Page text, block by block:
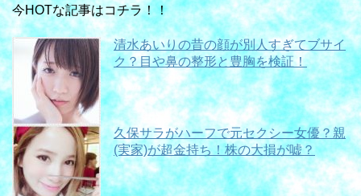
今HOTな記事はコチラ！！
清水あいりの昔の顔が別人すぎてブサイ
ク？目や鼻の整形と豊胸を検証！
久保サラがハーフで元セクシー女優？親
(実家)が超金持ち！株の大損が嘘？